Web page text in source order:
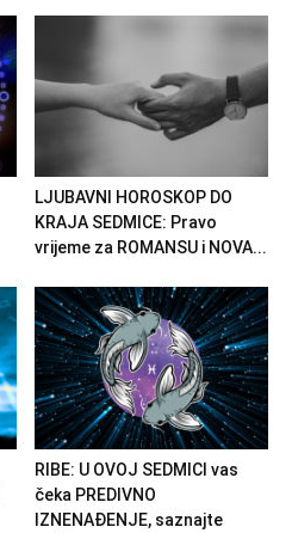
LJUBAVNI HOROSKOP DO
KRAJA SEDMICE: Pravo
vrijeme za ROMANSU i NOVA...
RIBE: U OVOJ SEDMICI vas
čeka PREDIVNO
IZNENAĐENJE, saznajte